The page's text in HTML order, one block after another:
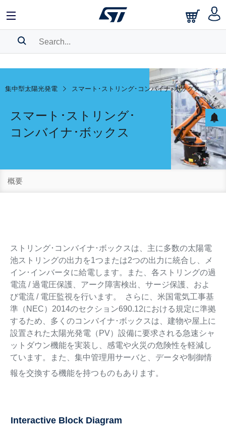
BOOKMARK
集中型太陽光発電 スマート･ストリング･コンバイナ･ボックス
スマート･ストリング･
コンバイナ･ボックス
概要
ストリング･コンバイナ･ボックスは、主に多数の太陽電
池ストリングの出力を1つまたは2つの出力に統合し、メ
イン･インバータに給電します。また、各ストリングの過
電流 / 過電圧保護、アーク障害検出、サージ保護、およ
び電流 / 電圧監視を行います。 さらに、米国電気工事基
準（NEC）2014のセクション690.12における規定に準拠
するため、多くのコンバイナ･ボックスは、建物や屋上に
設置された太陽光発電（PV）設備に要求される急速シャ
ットダウン機能を実装し、感電や火災の危険性を軽減し
ています。また、集中管理用サーバと、データや制御情
報を交換する機能を持つものもあります。
Interactive Block Diagram